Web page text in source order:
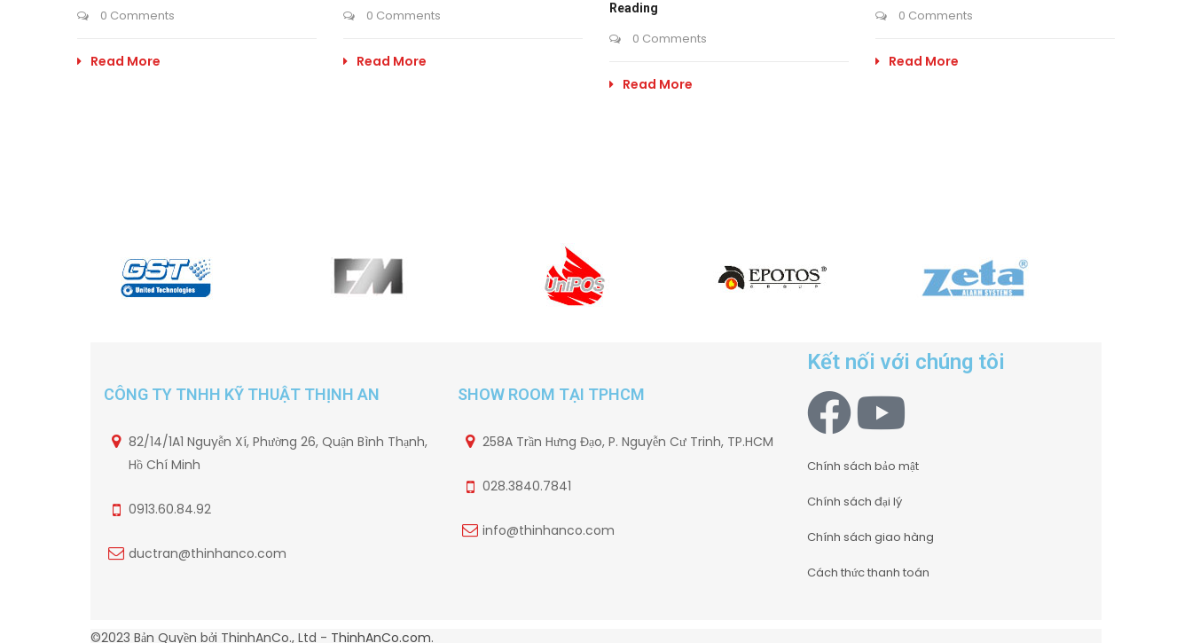
0 Comments
Read More
0 Comments
Read More
Reading
0 Comments
Read More
0 Comments
Read More
CÔNG TY TNHH KỸ THUẬT THỊNH AN
82/14/1A1 Nguyễn Xí, Phường 26, Quận Bình Thạnh,
Hồ Chí Minh
0913.60.84.92
ductran@thinhanco.com
SHOW ROOM TẠI TPHCM
258A Trần Hưng Đạo, P. Nguyễn Cư Trinh, TP.HCM
028.3840.7841
info@thinhanco.com
Kết nối với chúng tôi
Chính sách bảo mật
Chính sách đại lý
Chính sách giao hàng
Cách thức thanh toán
©2023 Bản Quyền bởi ThinhAnCo., Ltd - ThinhAnCo.com.